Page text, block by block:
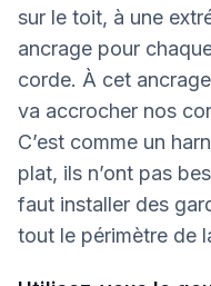
sur le toit, à une
ancrage pour
corde. À cet
va accrocher nos
C’est comme un
plat, ils n’ont pas
faut installer des
tout le périmètre de